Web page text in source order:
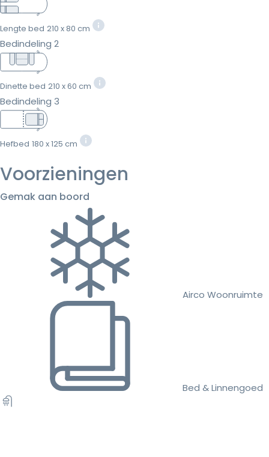
Lengte bed 210 x 80 cm
Bedindeling 2
Dinette bed 210 x 60 cm
Bedindeling 3
Hefbed 180 x 125 cm
Voorzieningen
Gemak aan boord
Airco Woonruimte
Bed & Linnengoed